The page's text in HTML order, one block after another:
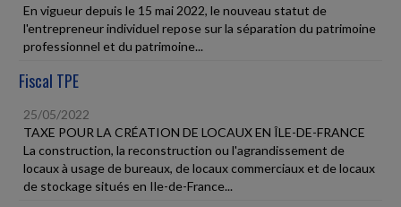
En vigueur depuis le 15 mai 2022, le nouveau statut de
l'entrepreneur individuel repose sur la séparation du patrimoine
professionnel et du patrimoine...
Fiscal TPE
25/05/2022
TAXE POUR LA CRÉATION DE LOCAUX EN ÎLE-DE-FRANCE
La construction, la reconstruction ou l'agrandissement de
locaux à usage de bureaux, de locaux commerciaux et de locaux
de stockage situés en Ile-de-France...